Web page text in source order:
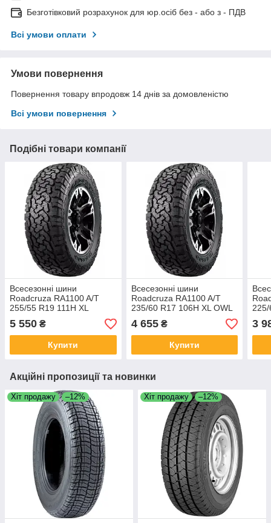
Безготівковий розрахунок для юр.осіб без - або з - ПДВ
Всі умови оплати
Умови повернення
Повернення товару впродовж 14 днів за домовленістю
Всі умови повернення
Подібні товари компанії
Всесезонні шини
Roadcruza RA1100 A/T
255/55 R19 111H XL
5 550 ₴
Купити
Всесезонні шини
Roadcruza RA1100 A/T
235/60 R17 106H XL OWL
4 655₴
Купити
225/
3
Акційні пропозиції та новинки
Хіт продажу –12% Хіт продажу –12%